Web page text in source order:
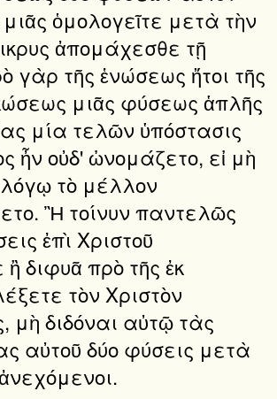
ὁμολογεῖτε μετὰ τὴν
ἀπομάχεσθε τῇ
γὰρ τῆς ἑνώσεως ἤτοι τῆς
μιᾶς φύσεως ἁπλῆς
μία τελῶν ὑπόστασις
ἦν οὐδ' ὠνομάζετο, εἰ μὴ
τὸ μέλλον
Ἢ τοίνυν παντελῶς
ἐπὶ Χριστοῦ
διφυᾶ πρὸ τῆς ἐκ
τὸν Χριστὸν
μὴ διδόναι αὐτῷ τὰς
αὐτοῦ δύο φύσεις μετὰ